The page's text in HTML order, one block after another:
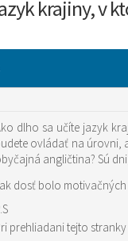
krajiny, v
dlho sa učíte jazyk
ovládať na úrovni,
angličtina? Sú
dosť bolo
prehliadani tejto